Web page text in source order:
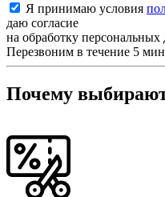
Я принимаю условия
даю согласие
на обработку
Перезвоним в течение 5
Почему